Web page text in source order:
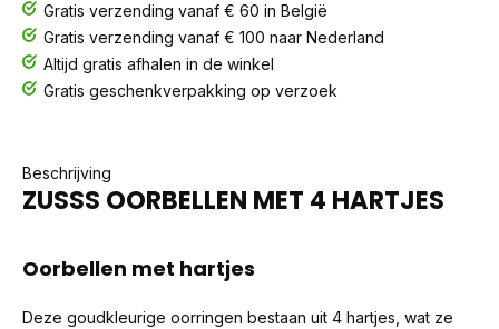
Gratis verzending vanaf € 60 in België
Gratis verzending vanaf € 100 naar Nederland
Altijd gratis afhalen in de winkel
Gratis geschenkverpakking op verzoek
Beschrijving
ZUSSS OORBELLEN MET 4 HARTJES
Oorbellen met hartjes
Deze goudkleurige oorringen bestaan uit 4 hartjes, wat ze